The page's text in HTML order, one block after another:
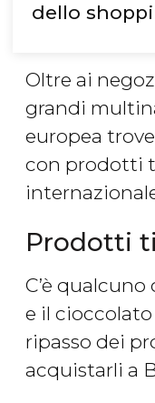
dello
Oltre ai
grandi
europea
con prodotti
Prodotti
C’è
e il
ripasso dei
acquistarli a